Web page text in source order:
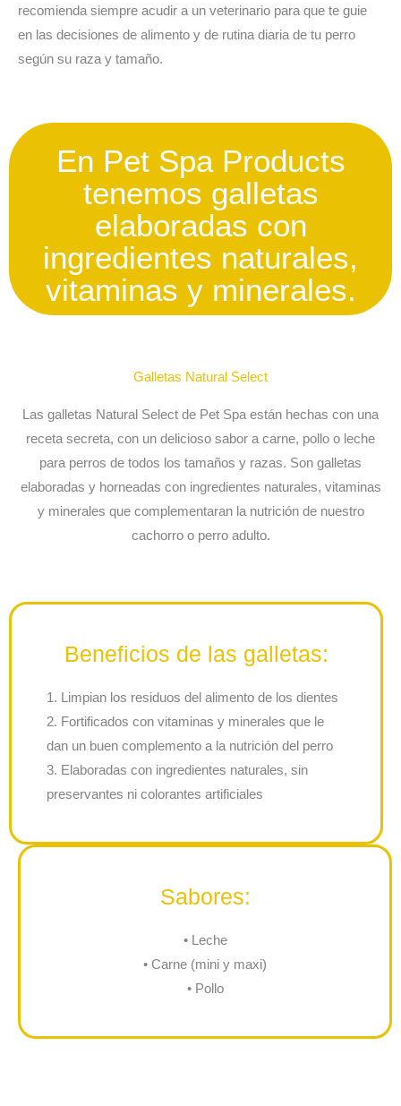
recomienda siempre acudir a un veterinario para que te guie
en las decisiones de alimento y de rutina diaria de tu perro
según su raza y tamaño.
En Pet Spa Products
tenemos galletas
elaboradas con
ingredientes naturales,
vitaminas y minerales.
Galletas Natural Select
Las galletas Natural Select de Pet Spa están hechas con una
receta secreta, con un delicioso sabor a carne, pollo o leche
para perros de todos los tamaños y razas. Son galletas
elaboradas y horneadas con ingredientes naturales, vitaminas
y minerales que complementaran la nutrición de nuestro
cachorro o perro adulto.
Beneficios de las galletas:
1. Limpian los residuos del alimento de los dientes
2. Fortificados con vitaminas y minerales que le
dan un buen complemento a la nutrición del perro
3. Elaboradas con ingredientes naturales, sin
preservantes ni colorantes artificiales
Sabores:
• Leche
• Carne (mini y maxi)
• Pollo